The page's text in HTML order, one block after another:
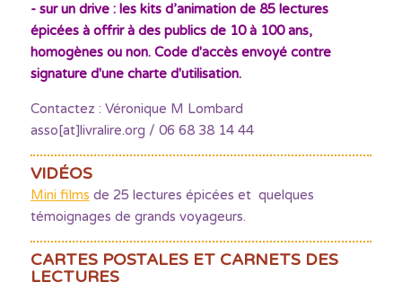
- sur un drive : les kits d’animation de 85 lectures
épicées à offrir à des publics de 10 à 100 ans,
homogènes ou non. Code d'accès envoyé contre
signature d'une charte d'utilisation.
Contactez : Véronique M Lombard
asso[at]livralire.org / 06 68 38 14 44
VIDÉOS
Mini films de 25 lectures épicées et quelques
témoignages de grands voyageurs.
CARTES POSTALES ET CARNETS DES
LECTURES